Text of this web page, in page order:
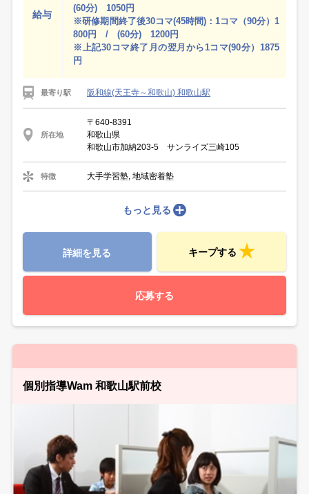
給与
(60分) 1050円
※研修期間終了後30コマ(45時間)：1コマ（90分）1
800円 / (60分) 1200円
※上記30コマ終了月の翌月から1コマ(90分）1875
円
最寄り駅 阪和線(天王寺～和歌山) 和歌山駅
所在地
〒640-8391
和歌山県
和歌山市加納203-5 サンライズ三崎105
特徴 大手学習塾, 地域密着塾
もっと見る
詳細を見る キープする
応募する
個別指導Wam 和歌山駅前校